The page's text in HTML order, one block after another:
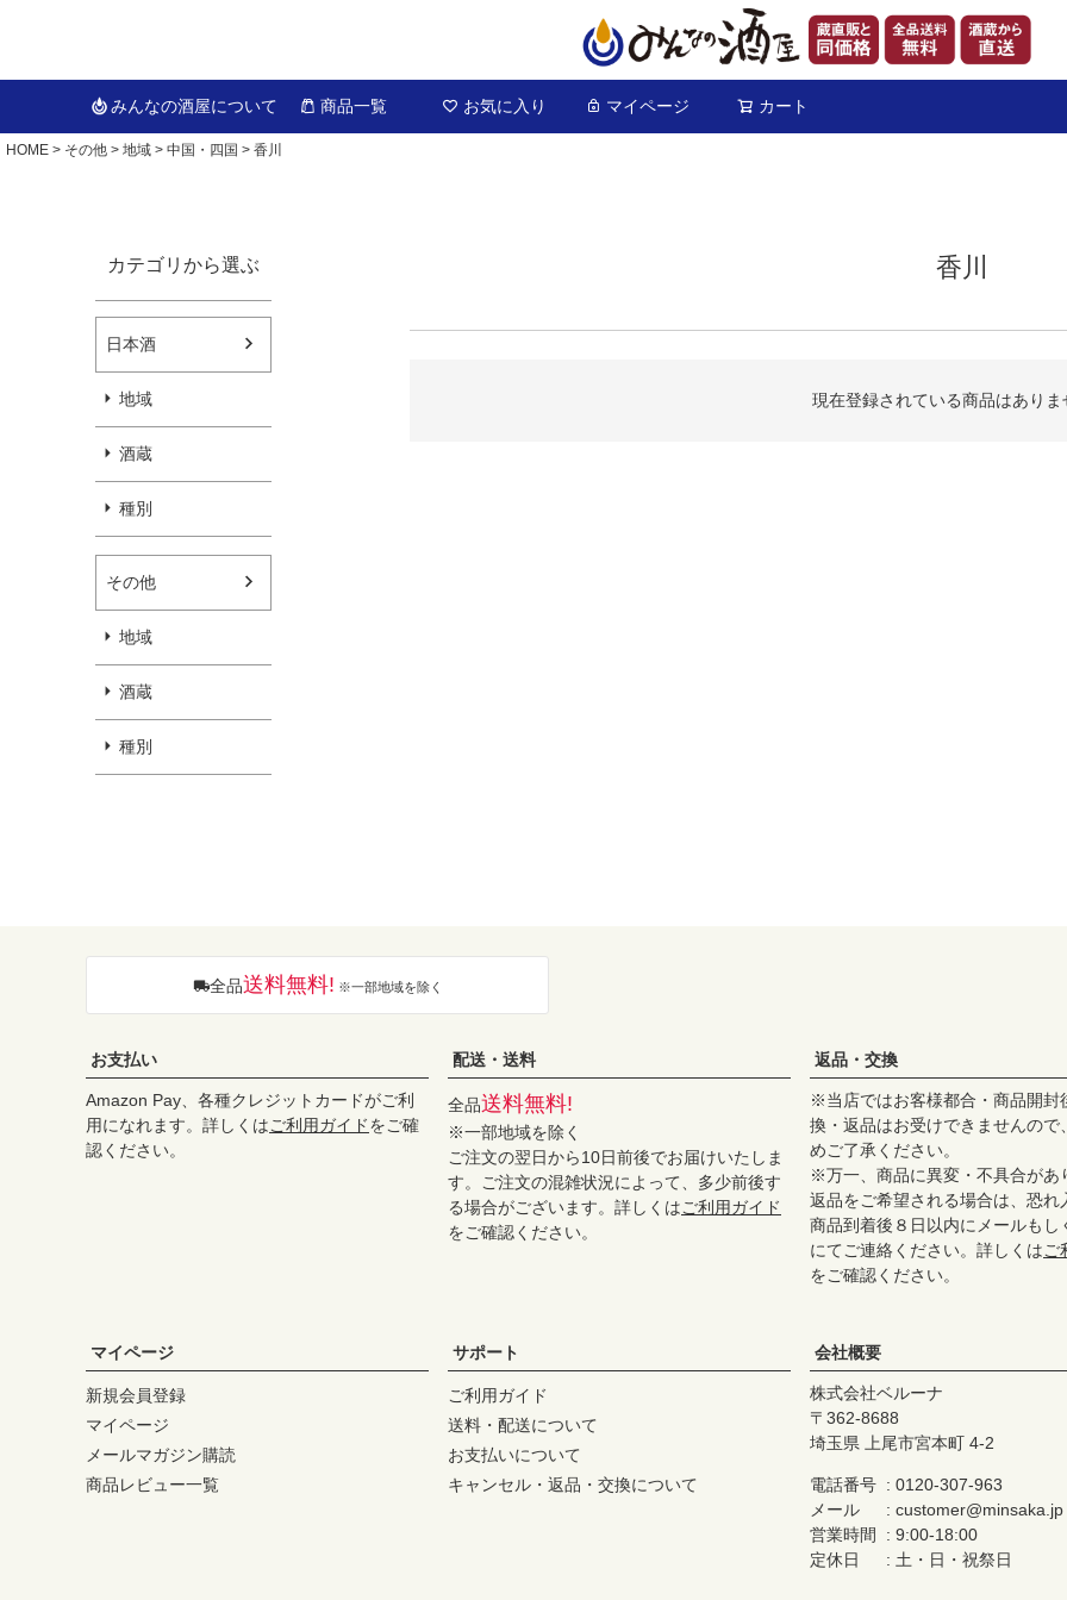
みんなの酒屋について 商品一覧 お気に入り マイページ カート
HOME その他 地域 中国・四国 香川
カテゴリから選ぶ
日本酒
地域
酒蔵
種別
その他
地域
酒蔵
種別
香川
現在登録されている商品はありま
全品送料無料! ※一部地域を除く
お支払い
Amazon Pay、各種クレジットカードがご利
用になれます。詳しくはご利用ガイドをご確
認ください。
配送・送料
全品送料無料!
※一部地域を除く
ご注文の翌日から10日前後でお届けいたしま
す。ご注文の混雑状況によって、多少前後す
る場合がございます。詳しくはご利用ガイド
をご確認ください。
返品・交換
※当店ではお客様都合・商品開封
換・返品はお受けできませんので
めご了承ください。
※万一、商品に異変・不具合があ
返品をご希望される場合は、恐れ
商品到着後８日以内にメールもし
にてご連絡ください。詳しくはご
をご確認ください。
マイページ
新規会員登録
マイページ
メールマガジン購読
商品レビュー一覧
サポート
ご利用ガイド
送料・配送について
お支払いについて
キャンセル・返品・交換について
会社概要
株式会社ベルーナ
362-8688
埼玉県 上尾市宮本町 4-2
電話番号
0120-307-963
メール
customer@minsaka.jp
営業時間
9:00-18:00
定休日
土・日・祝祭日